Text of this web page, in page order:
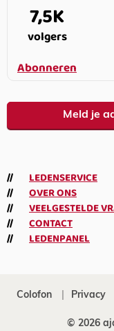
7,5K
volgers
Abonneren
Meld je
LEDENSERVICE
OVER ONS
VEELGESTELDE
CONTACT
LEDENPANEL
Colofon Privacy
© 2026